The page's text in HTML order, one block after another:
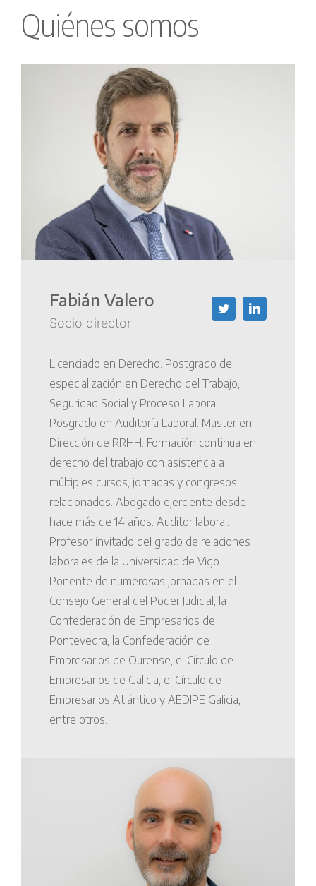
Quiénes somos
Fabián Valero
Socio director
Licenciado en Derecho. Postgrado de
especialización en Derecho del Trabajo,
Seguridad Social y Proceso Laboral,
Posgrado en Auditoría Laboral. Master en
Dirección de RRHH. Formación continua en
derecho del trabajo con asistencia a
múltiples cursos, jornadas y congresos
relacionados. Abogado ejerciente desde
hace más de 14 años. Auditor laboral.
Profesor invitado del grado de relaciones
laborales de la Universidad de Vigo.
Ponente de numerosas jornadas en el
Consejo General del Poder Judicial, la
Confederación de Empresarios de
Pontevedra, la Confederación de
Empresarios de Ourense, el Círculo de
Empresarios de Galicia, el Círculo de
Empresarios Atlántico y AEDIPE Galicia,
entre otros.